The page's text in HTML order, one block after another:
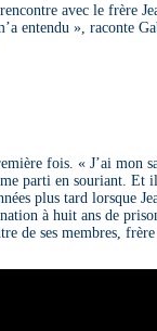
avec le frère
entendu », raconte
fois. « J’ai mon
parti en souriant. Et
plus tard lorsque
à huit ans de
de ses membres,